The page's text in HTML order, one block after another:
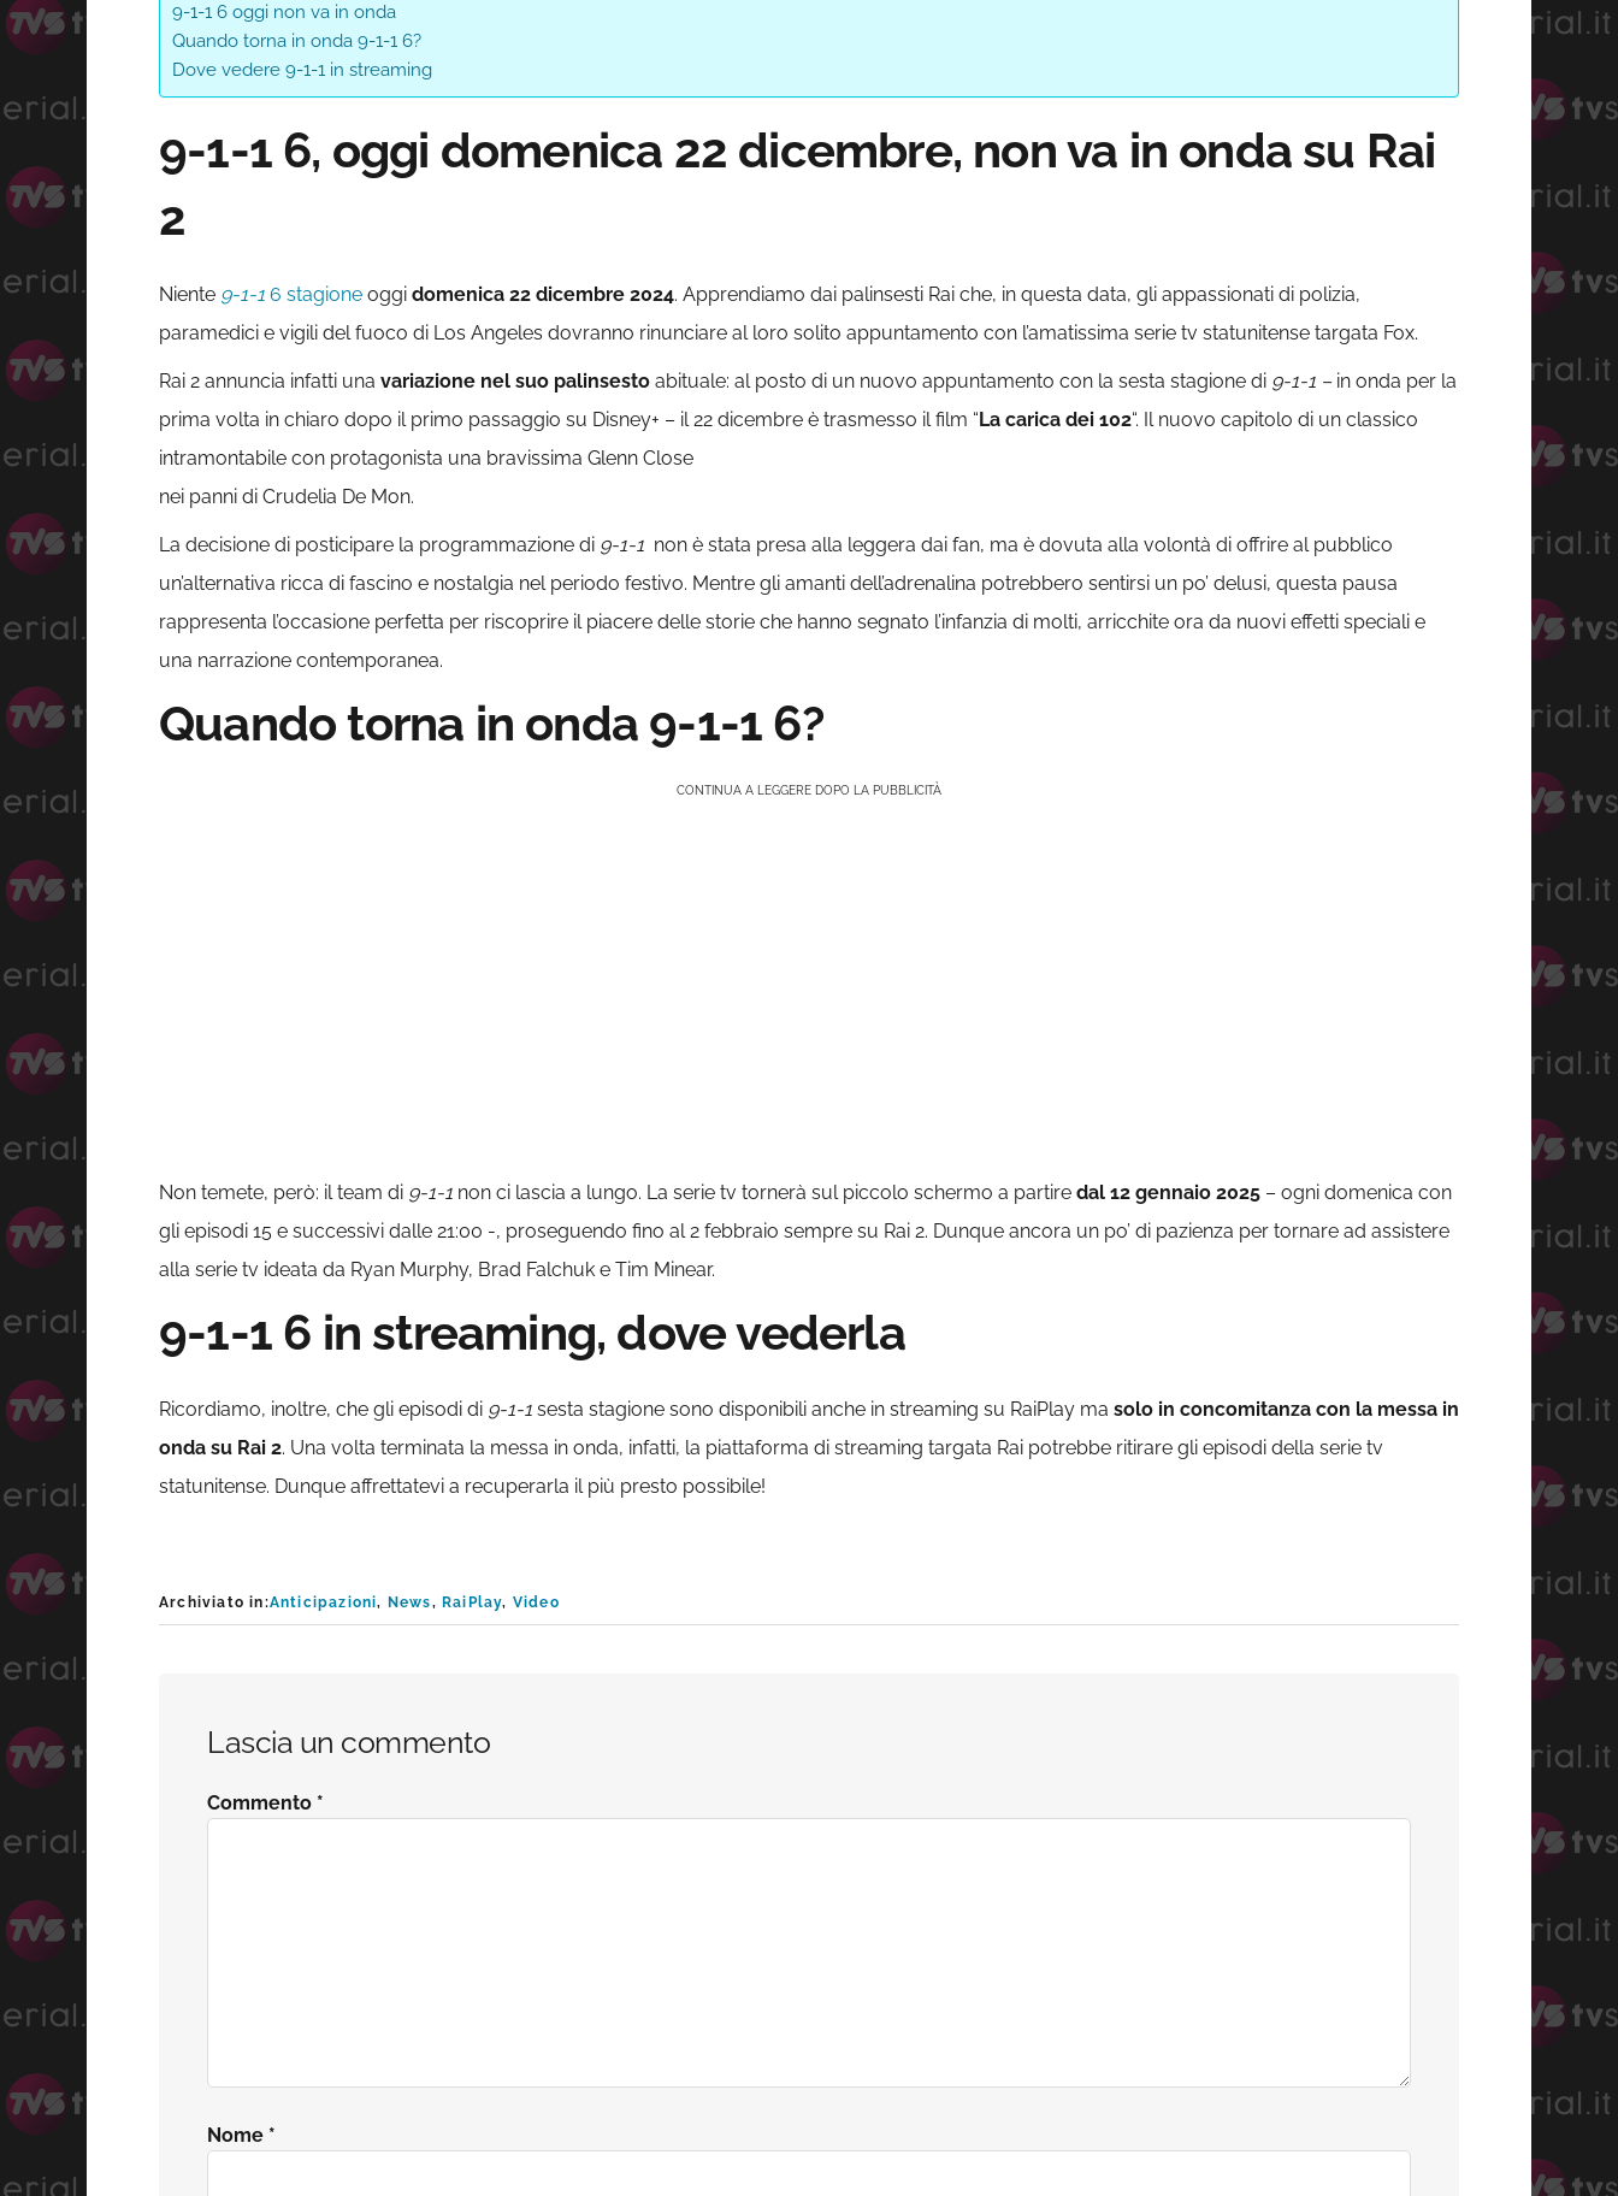
9-1-1 6 oggi non va in onda
Quando torna in onda 9-1-1 6?
Dove vedere 9-1-1 in streaming
9-1-1 6, oggi domenica 22 dicembre, non va in onda su Rai
2
Niente 9-1-1 6 stagione oggi domenica 22 dicembre 2024. Apprendiamo dai palinsesti Rai che, in questa data, gli appassionati di polizia,
paramedici e vigili del fuoco di Los Angeles dovranno rinunciare al loro solito appuntamento con l’amatissima serie tv statunitense targata Fox.
Rai 2 annuncia infatti una variazione nel suo palinsesto abituale: al posto di un nuovo appuntamento con la sesta stagione di 9-1-1 –in onda per la
prima volta in chiaro dopo il primo passaggio su Disney+ – il 22 dicembre è trasmesso il film “ La carica dei 102“. Il nuovo capitolo di un classico
intramontabile con protagonista una bravissima Glenn Close
nei panni di Crudelia De Mon.
La decisione di posticipare la programmazione di 9-1-1 non è stata presa alla leggera dai fan, ma è dovuta alla volontà di offrire al pubblico
un’alternativa ricca di fascino e nostalgia nel periodo festivo. Mentre gli amanti dell’adrenalina potrebbero sentirsi un po’ delusi, questa pausa
rappresenta l’occasione perfetta per riscoprire il piacere delle storie che hanno segnato l’infanzia di molti, arricchite ora da nuovi effetti speciali e
una narrazione contemporanea.
Quando torna in onda 9-1-1 6?
CONTINUA A LEGGERE DOPO LA PUBBLICITÀ
Non temete, però: il team di 9-1-1 non ci lascia a lungo. La serie tv tornerà sul piccolo schermo a partire dal 12 gennaio 2025 – ogni domenica con
gli episodi 15 e successivi dalle 21:00 -, proseguendo fino al 2 febbraio sempre su Rai 2. Dunque ancora un po’ di pazienza per tornare ad assistere
alla serie tv ideata da Ryan Murphy, Brad Falchuk e Tim Minear.
9-1-1 6 in streaming, dove vederla
Ricordiamo, inoltre, che gli episodi di 9-1-1 sesta stagione sono disponibili anche in streaming su RaiPlay ma solo in concomitanza con la messa in
onda su Rai 2. Una volta terminata la messa in onda, infatti, la piattaforma di streaming targata Rai potrebbe ritirare gli episodi della serie tv
statunitense. Dunque affrettatevi a recuperarla il più presto possibile!
Archiviato in:Anticipazioni, News, RaiPlay, Video
Lascia un commento
Commento *
Nome *